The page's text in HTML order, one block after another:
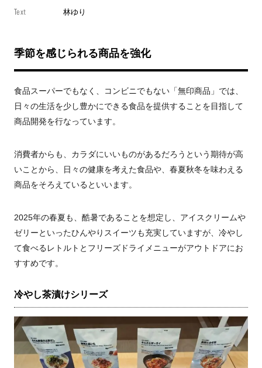
Text 林ゆり
季節を感じられる商品を強化
食品スーパーでもなく、コンビニでもない「無印商品」では、
日々の生活を少し豊かにできる食品を提供することを目指して
商品開発を行なっています。
消費者からも、カラダにいいものがあるだろうという期待が高
いことから、日々の健康を考えた食品や、春夏秋冬を味わえる
商品をそろえているといいます。
2025年の春夏も、酷暑であることを想定し、アイスクリームや
ゼリーといったひんやりスイーツも充実していますが、冷やし
て食べるレトルトとフリーズドライメニューがアウトドアにお
すすめです。
冷やし茶漬けシリーズ